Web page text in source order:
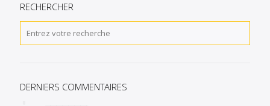
RECHERCHER
DERNIERS COMMENTAIRES